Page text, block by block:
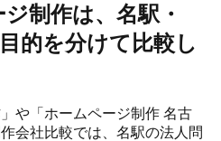
制作は、名駅・
的を分けて比較し
や「ホームページ制作 名古
会社比較では、名駅の法人問